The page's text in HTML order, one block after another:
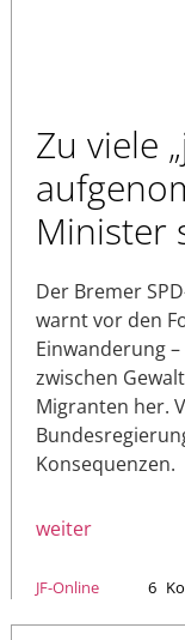
Zu viele
Minister
Der Bremer
warnt vor den
Einwanderung
zwischen
Migranten her.
Konsequenzen.
weiter
JF-Online 6